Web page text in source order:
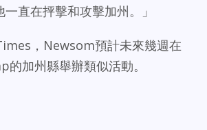
直在抨擊和攻擊加州。」
，Newsom預計未來幾週在
加州縣舉辦類似活動。